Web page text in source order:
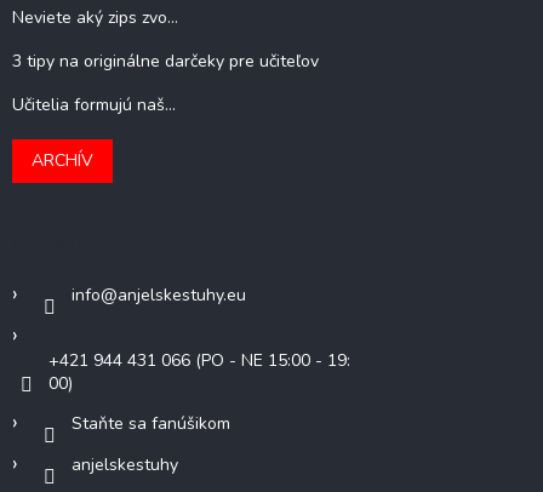
Neviete aký zips zvo...
3 tipy na originálne darčeky pre učiteľov
Učitelia formujú naš...
ARCHÍV
info@anjelskestuhy.eu
+421 944 431 066 (PO - NE 15:00 - 19:
00)
Staňte sa fanúšikom
anjelskestuhy